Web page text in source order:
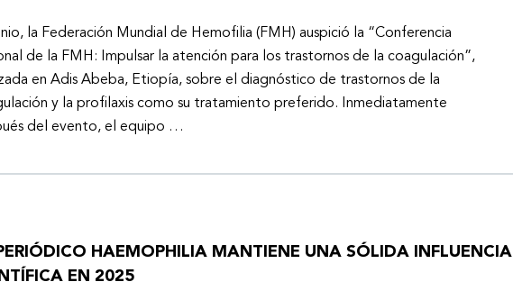
la Federación Mundial de Hemofilia (FMH) auspició la “Conferencia
de la FMH: Impulsar la atención para los trastornos de la coagulación”,
en Adis Abeba, Etiopía, sobre el diagnóstico de trastornos de la
y la profilaxis como su tratamiento preferido. Inmediatamente
del evento, el equipo …
HAEMOPHILIA MANTIENE UNA SÓLIDA INFLUENCIA
EN 2025